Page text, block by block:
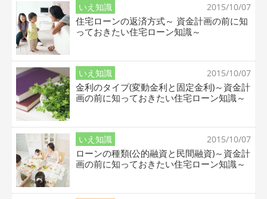
いえ知識 2015/10/07
住宅ローンの返済方式～ 資金計画の前に知
っておきたい住宅ローン知識～
いえ知識 2015/10/07
金利のタイプ(変動金利と固定金利)～資金計
画の前に知っておきたい住宅ローン知識～
いえ知識 2015/10/07
ローンの種類(公的融資と民間融資)～資金計
画の前に知っておきたい住宅ローン知識～